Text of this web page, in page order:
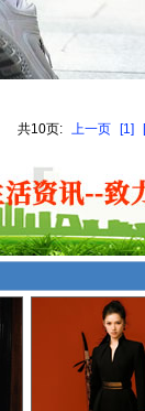
共10页: 上一页 [1]